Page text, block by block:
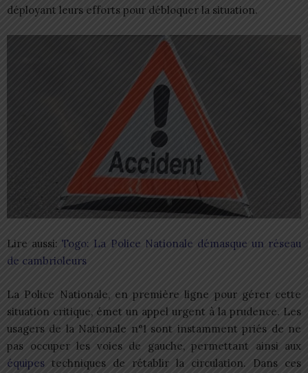
déployant leurs efforts pour débloquer la situation.
Lire aussi:Togo: La Police Nationale démasque un réseau
de cambrioleurs
La Police Nationale, en première ligne pour gérer cette
situation critique, émet un appel urgent à la prudence. Les
usagers de la Nationale n°1 sont instamment priés de ne
pas occuper les voies de gauche, permettant ainsi aux
équipes techniques de rétablir la circulation. Dans ces